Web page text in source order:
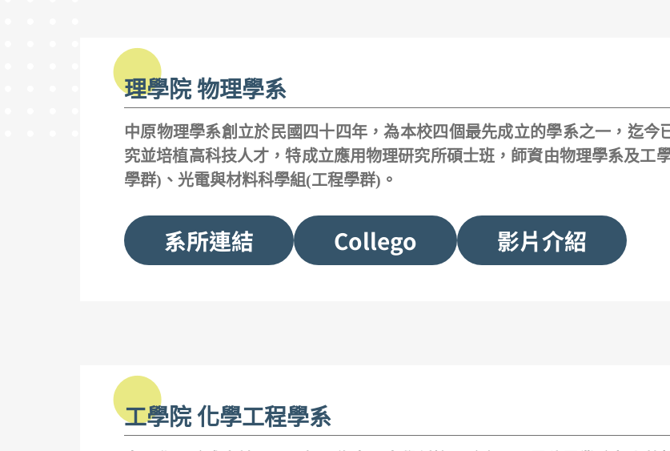
理學院 物理學系
中原物理學系創立於民國四十四年，為本校四個最先成立的學系之一，迄
究並培植高科技人才，特成立應用物理研究所碩士班，師資由物理學系及工
學群)、光電與材料科學組(工程學群)。
系所連結 Collego 影片介紹
工學院 化學工程學系